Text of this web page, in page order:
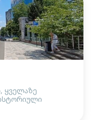
ყველაზე